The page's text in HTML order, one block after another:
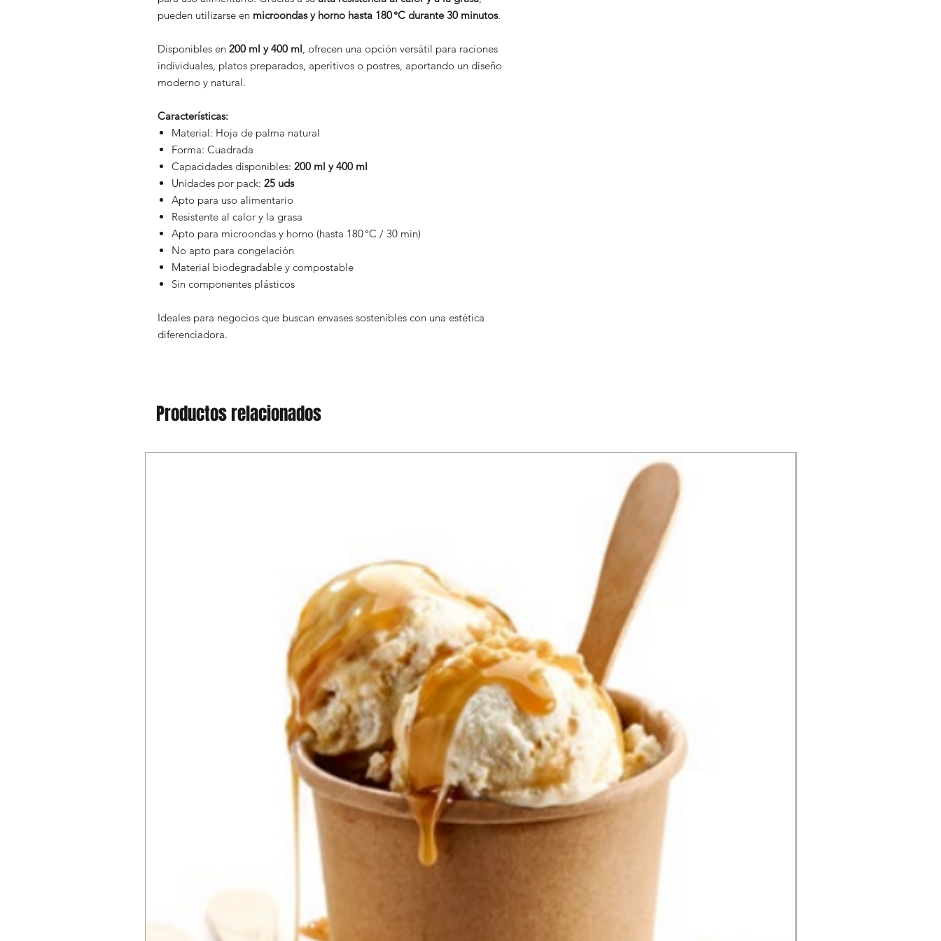
pueden utilizarse en microondas y horno hasta 180 °C durante 30 minutos.
Disponibles en 200 ml y 400 ml, ofrecen una opción versátil para raciones
individuales, platos preparados, aperitivos o postres, aportando un diseño
moderno y natural.
Características:
Material: Hoja de palma natural
Forma: Cuadrada
Capacidades disponibles: 200 ml y 400 ml
Unidades por pack: 25 uds
Apto para uso alimentario
Resistente al calor y la grasa
Apto para microondas y horno (hasta 180 °C / 30 min)
No apto para congelación
Material biodegradable y compostable
Sin componentes plásticos
Ideales para negocios que buscan envases sostenibles con una estética
diferenciadora.
Productos relacionados